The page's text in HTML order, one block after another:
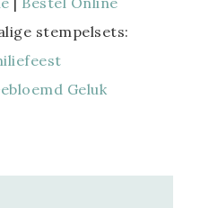
stempelsets:
Geluk